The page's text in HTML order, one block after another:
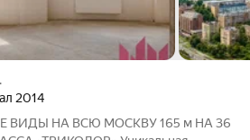
2014
НА ВСЮ МОСКВУ 165 м НА 36